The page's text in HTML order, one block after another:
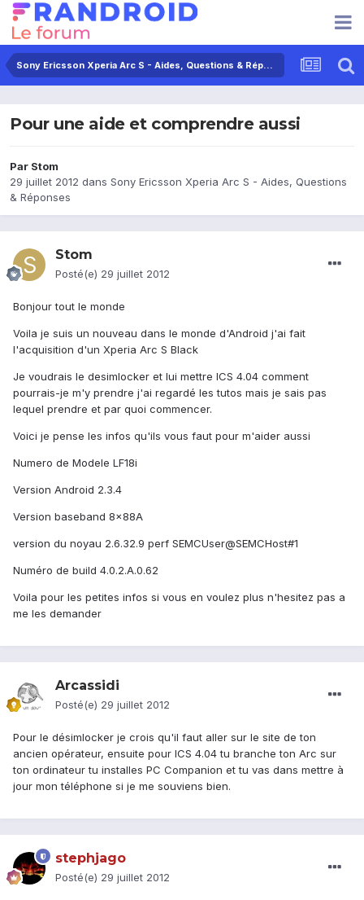
Sony Ericsson Xperia Arc S - Aides, Questions & Réponses
Pour une aide et comprendre aussi
Par Stom
29 juillet 2012 dans Sony Ericsson Xperia Arc S - Aides, Questions
& Réponses
Stom
Posté(e) 29 juillet 2012
Bonjour tout le monde
Voila je suis un nouveau dans le monde d'Android j'ai fait
l'acquisition d'un Xperia Arc S Black
Je voudrais le desimlocker et lui mettre ICS 4.04 comment
pourrais-je m'y prendre j'ai regardé les tutos mais je sais pas
lequel prendre et par quoi commencer.
Voici je pense les infos qu'ils vous faut pour m'aider aussi
Numero de Modele LF18i
Version Android 2.3.4
Version baseband 8x88A
version du noyau 2.6.32.9 perf SEMCUser@SEMCHost#1
Numéro de build 4.0.2.A.0.62
Voila pour les petites infos si vous en voulez plus n'hesitez pas a
me les demander
Arcassidi
Posté(e) 29 juillet 2012
Pour le désimlocker je crois qu'il faut aller sur le site de ton
ancien opérateur, ensuite pour ICS 4.04 tu branche ton Arc sur
ton ordinateur tu installes PC Companion et tu vas dans mettre à
jour mon téléphone si je me souviens bien.
stephjago
Posté(e) 29 juillet 2012